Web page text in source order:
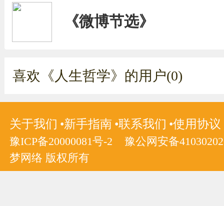
《微博节选》
喜欢《人生哲学》的用户(0)
关于我们 新手指南 联系我们 使用协议
豫ICP备20000081号-2
豫公网安备
梦网络 版权所有